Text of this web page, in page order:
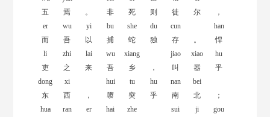
五
焉
。
非
死
则
徙
尔
，
er
而
wu
吾
yi
以
bu
捕
she
蛇
du
独
cun
存
。
han
悍
li
吏
zhi
之
lai
来
wu
吾
xiang
乡
，
jiao
叫
xiao
嚣
hu
乎
dong
东
xi
西
，
hui
隳
tu
突
hu
乎
nan
南
bei
北
；
hua
ran
er
hai
zhe
sui
ji
gou